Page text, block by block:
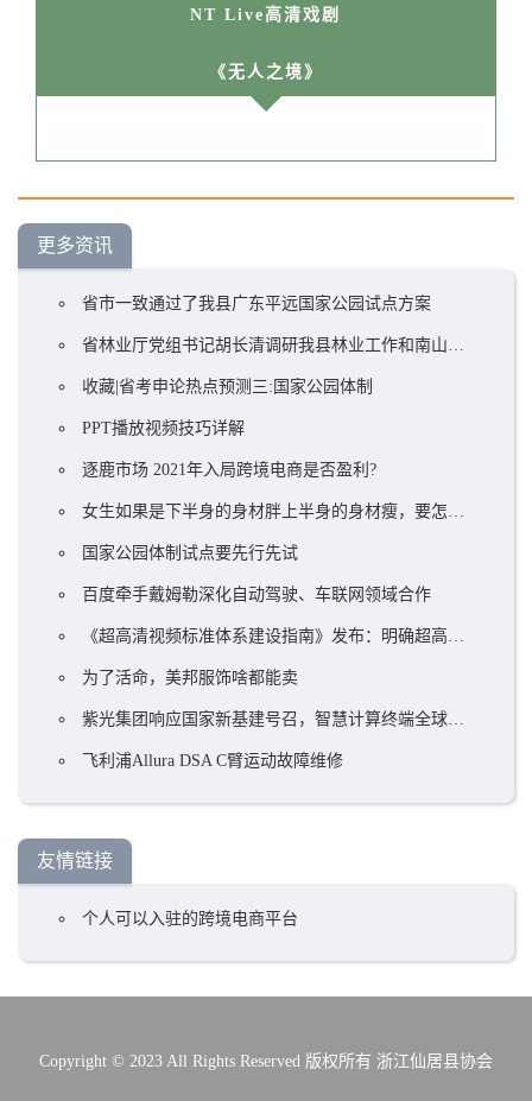
NT Live高清戏剧
《无人之境》
更多资讯
省市一致通过了我县广东平远国家公园试点方案
省林业厅党组书记胡长清调研我县林业工作和南山国家公园体制试点工作
收藏|省考申论热点预测三:国家公园体制
PPT播放视频技巧详解
逐鹿市场 2021年入局跨境电商是否盈利?
女生如果是下半身的身材胖上半身的身材瘦，要怎样搭配衣服——裙子篇
国家公园体制试点要先行先试
百度牵手戴姆勒深化自动驾驶、车联网领域合作
《超高清视频标准体系建设指南》发布：明确超高清标准体系建设目标
为了活命，美邦服饰啥都能卖
紫光集团响应国家新基建号召，智慧计算终端全球总部基地项目落户郑州
飞利浦Allura DSA C臂运动故障维修
友情链接
个人可以入驻的跨境电商平台
Copyright © 2023 All Rights Reserved 版权所有 浙江仙居县协会